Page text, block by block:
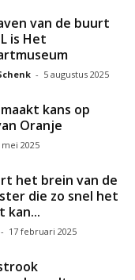
van de buurt
is Het
- 5 augustus 2025
kans op
Oranje
mei 2025
het brein van de
die zo snel het
kan...
- 17 februari 2025